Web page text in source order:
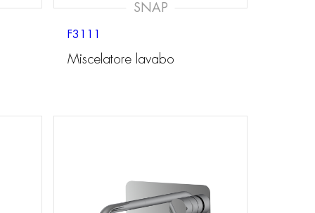
SNAP
F3111
Miscelatore lavabo